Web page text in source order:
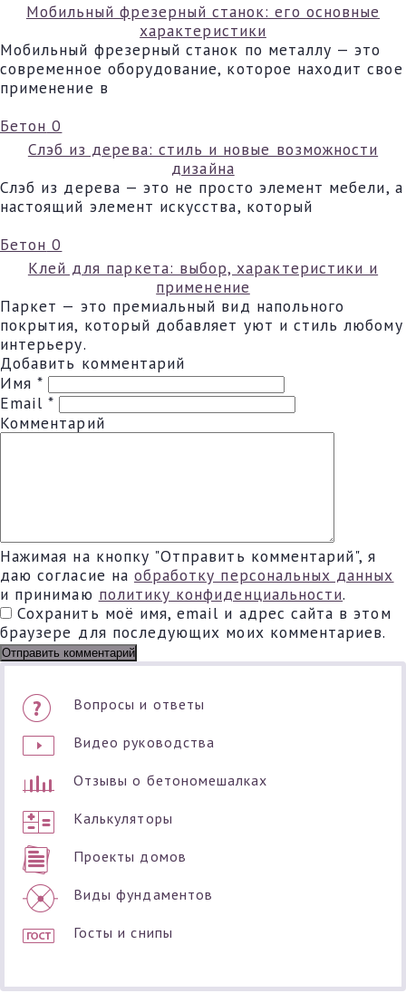
Мобильный фрезерный станок: его основные
характеристики
Мобильный фрезерный станок по металлу — это
современное оборудование, которое находит свое
применение в
Бетон 0
Слэб из дерева: стиль и новые возможности
дизайна
Слэб из дерева — это не просто элемент мебели, а
настоящий элемент искусства, который
Бетон 0
Клей для паркета: выбор, характеристики и
применение
Паркет — это премиальный вид напольного
покрытия, который добавляет уют и стиль любому
интерьеру.
Добавить комментарий
Имя*
Email*
Комментарий
Нажимая на кнопку "Отправить комментарий", я
даю согласие на обработку персональных данных
и принимаю политику конфиденциальности.
Сохранить моё имя, email и адрес сайта в этом
браузере для последующих моих комментариев.
Вопросы и ответы
Видео руководства
Отзывы о бетономешалках
Калькуляторы
Проекты домов
Виды фундаментов
Госты и снипы